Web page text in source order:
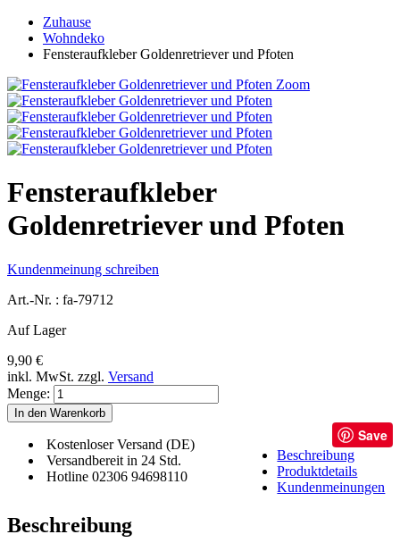
Zuhause
Wohndeko
Fensteraufkleber Goldenretriever und Pfoten
Zoom
Fensteraufkleber
Goldenretriever und Pfoten
Kundenmeinung schreiben
Art.-Nr. : fa-79712
Auf Lager
9,90 €
inkl. MwSt. zzgl. Versand
Menge:
In den Warenkorb
Kostenloser Versand (DE)
Versandbereit in 24 Std.
Hotline 02306 94698110
Save
Beschreibung
Produktdetails
Kundenmeinungen
Beschreibung